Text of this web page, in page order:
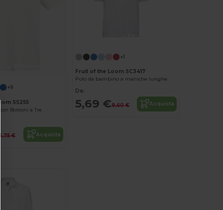
+9
SS255
Bottoni a Tre
€ Acquista
+1
Fruit of the Loom SC3417
Polo da bambino a maniche lunghe
Da:
5,69 €9,60 € Acquista